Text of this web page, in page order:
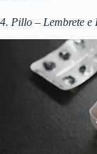
4. Pillo – Lembrete e